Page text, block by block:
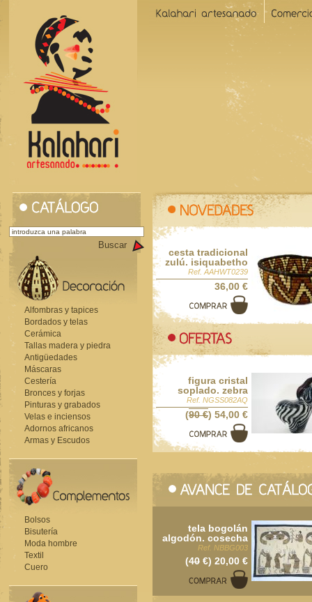
Buscar
Alfombras y tapices
Bordados y telas
Cerámica
Tallas madera y piedra
Antigüedades
Máscaras
Cestería
Bronces y forjas
Pinturas y grabados
Velas e inciensos
Adornos africanos
Armas y Escudos
Bolsos
Bisutería
Moda hombre
Textil
Cuero
cesta tradicional
zulú. isiquabetho
Ref. AAHWT0239
36,00 €
figura cristal
soplado. zebra
Ref. NGSS082AQ
(90 €) 54,00 €
tela bogolán
algodón. cosecha
Ref. NBBG003
(40 €) 20,00 €